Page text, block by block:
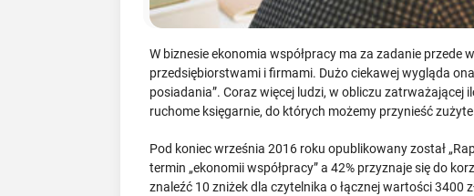
W biznesie ekonomia współpracy ma za zadanie
przedsiębiorstwami i firmami. Dużo ciekawej wygląda
posiadania”. Coraz więcej ludzi, w obliczu
ruchome księgarnie, do których możemy przynieść
Pod koniec września 2016 roku opublikowany został
termin „ekonomii współpracy” a 42% przyznaje się do
znaleźć 10 zniżek dla czytelnika o łącznej wartości 3400